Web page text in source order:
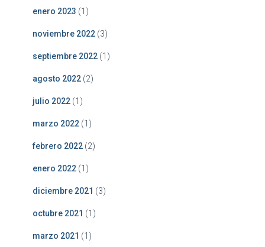
enero 2023 (1)
noviembre 2022 (3)
septiembre 2022 (1)
agosto 2022 (2)
julio 2022 (1)
marzo 2022 (1)
febrero 2022 (2)
enero 2022 (1)
diciembre 2021 (3)
octubre 2021 (1)
marzo 2021 (1)